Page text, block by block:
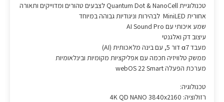
טכנולוגיית Quantum Dot & NanoCell לצבעים טהורים ומדוייקים ותאורה
אחורית MiniLED לבהירות וניגודיות גבוהה במיוחד
שמע איכותי עם AI Sound Pro
עיצוב דק ואלגנטי
מעבד α7 דור 5, עם בינה מלאכותית (AI)
ממשק טלוויזיה חכמה עם אפליקציות מקומיות ובינלאומיות
מערכת הפעלה webOS 22 Smart
טכנולוגיה:
רזולוציה: 4K QD NANO 3840x2160